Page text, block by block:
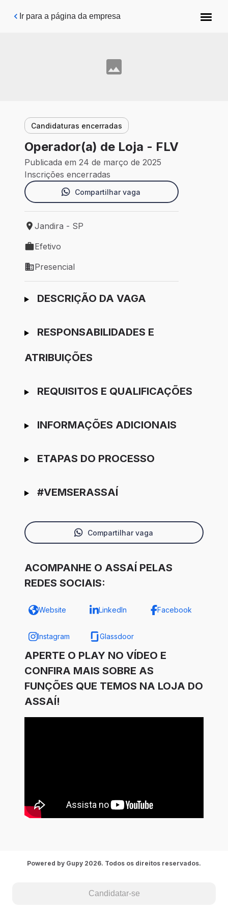
Pular para o conteúdo principal
Ir para a página da empresa
Candidaturas encerradas
Operador(a) de Loja - FLV
Publicada em 24 de março de 2025
Inscrições encerradas
Compartilhar vaga
Local de trabalho: Jandira - SP
Jandira - SP
Tipo de vaga: Efetivo
Efetivo
Modelo de trabalho: Presencial
Presencial
Ir para candidatura
DESCRIÇÃO DA VAGA
RESPONSABILIDADES E
ATRIBUIÇÕES
REQUISITOS E QUALIFICAÇÕES
INFORMAÇÕES ADICIONAIS
ETAPAS DO PROCESSO
#VEMSERASSAÍ
Compartilhar vaga
ACOMPANHE O ASSAÍ PELAS
REDES SOCIAIS:
Website LinkedIn Facebook
Instagram Glassdoor
APERTE O PLAY NO VÍDEO E
CONFIRA MAIS SOBRE AS
FUNÇÕES QUE TEMOS NA LOJA DO
ASSAÍ!
Candidatar-se
Powered by Gupy 2026. Todos os direitos reservados.